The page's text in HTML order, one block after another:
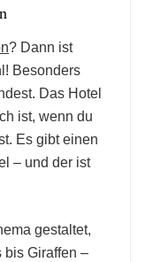
? Dann ist
Besonders
Das Hotel
ist, wenn du
Es gibt einen
– und der ist
gestaltet,
bis Giraffen –